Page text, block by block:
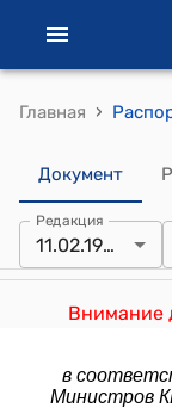
Главная ›
Документ
Редакция
11.02.1998
Внимание